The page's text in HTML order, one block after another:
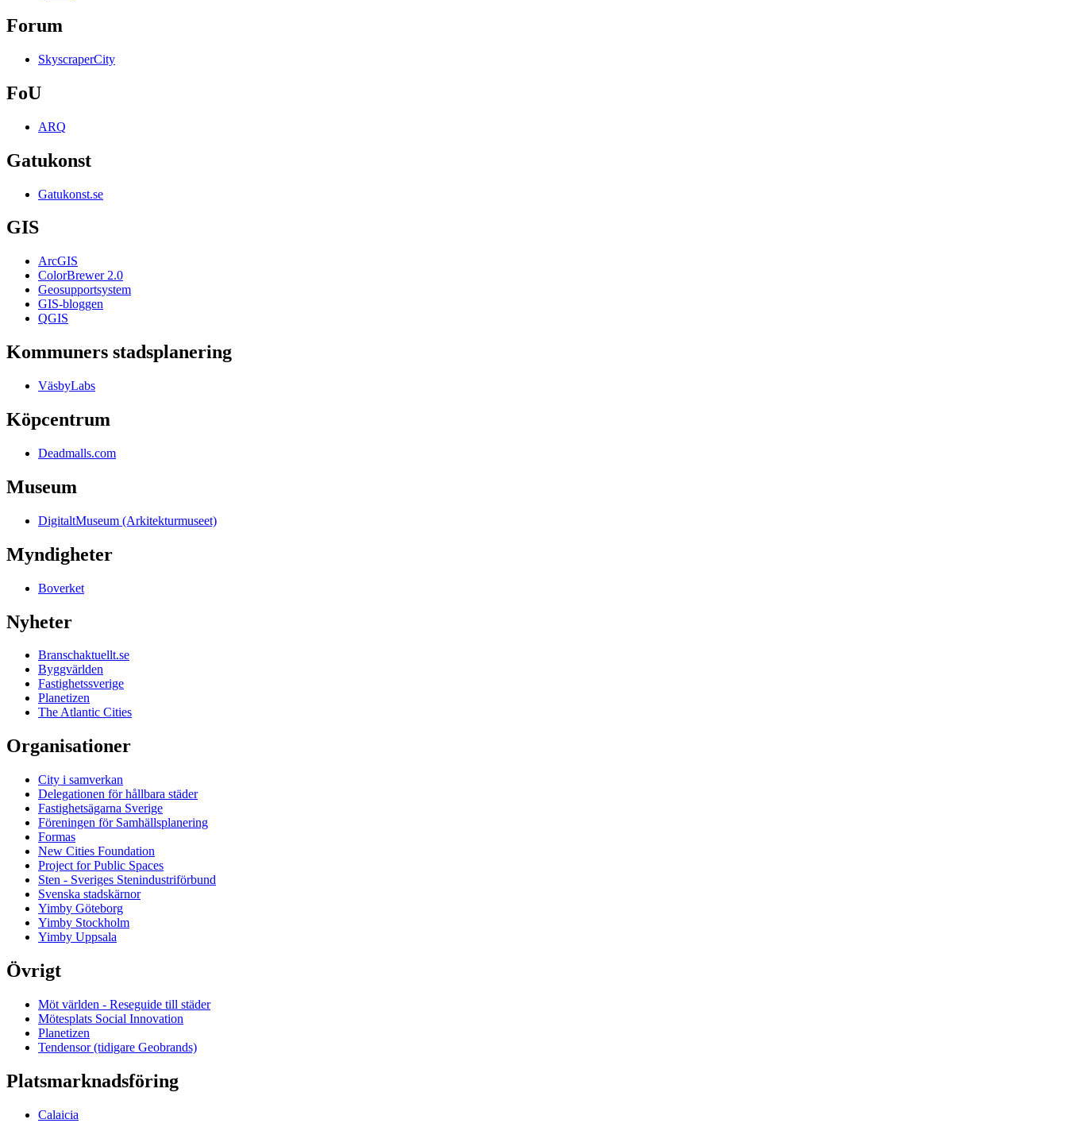
Forum
SkyscraperCity
FoU
ARQ
Gatukonst
Gatukonst.se
GIS
ArcGIS
ColorBrewer 2.0
Geosupportsystem
GIS-bloggen
QGIS
Kommuners stadsplanering
VäsbyLabs
Köpcentrum
Deadmalls.com
Museum
DigitaltMuseum (Arkitekturmuseet)
Myndigheter
Boverket
Nyheter
Branschaktuellt.se
Byggvärlden
Fastighetssverige
Planetizen
The Atlantic Cities
Organisationer
City i samverkan
Delegationen för hållbara städer
Fastighetsägarna Sverige
Föreningen för Samhällsplanering
Formas
New Cities Foundation
Project for Public Spaces
Sten - Sveriges Stenindustriförbund
Svenska stadskärnor
Yimby Göteborg
Yimby Stockholm
Yimby Uppsala
Övrigt
Möt världen - Reseguide till städer
Mötesplats Social Innovation
Planetizen
Tendensor (tidigare Geobrands)
Platsmarknadsföring
Calaicia